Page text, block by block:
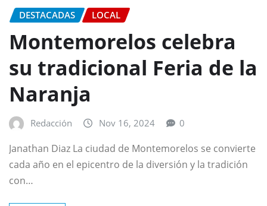
DESTACADAS LOCAL
Montemorelos celebra
su tradicional Feria de la
Naranja
Redacción Nov 16, 2024 0
Janathan Diaz La ciudad de Montemorelos se convierte
cada año en el epicentro de la diversión y la tradición
con…